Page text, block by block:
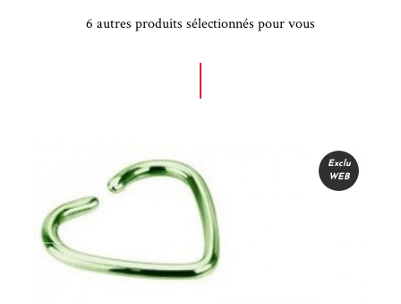
6 autres produits sélectionnés pour vous
Exclu
WEB